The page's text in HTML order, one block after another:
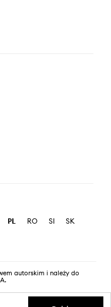
PL RO SI
SK
autorskim i należy do